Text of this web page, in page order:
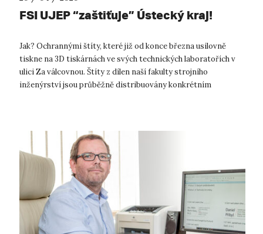
FSI UJEP “zaštiťuje” Ústecký kraj!
Jak? Ochrannými štíty, které již od konce března usilovně
tiskne na 3D tiskárnách ve svých technických laboratořích v
ulici Za válcovnou. Štíty z dílen naší fakulty strojního
inženýrství jsou průběžně distribuovány konkrétním